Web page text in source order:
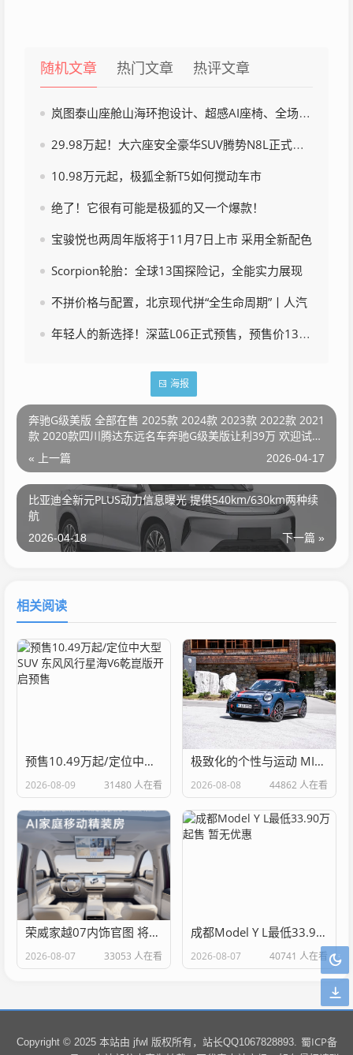
随机文章 热门文章 热评文章
岚图泰山座舱山海环抱设计、超感AI座椅、全场景供电黑科技
29.98万起！大六座安全豪华SUV腾势N8L正式上市
10.98万元起，极狐全新T5如何搅动车市
绝了！它很有可能是极狐的又一个爆款！
宝骏悦也两周年版将于11月7日上市 采用全新配色
Scorpion轮胎：全球13国探险记，全能实力展现
不拼价格与配置，北京现代拼“全生命周期”丨人汽
年轻人的新选择！深蓝L06正式预售，预售价13.99万元起
海报
奔驰G级美版 全部在售 2025款 2024款 2023款 2022款 2021
款 2020款四川腾达东远名车奔驰G级美版让利39万 欢迎试乘
试驾
« 上一篇 2026-04-17
比亚迪全新元PLUS动力信息曝光 提供540km/630km两种续
航
下一篇 »
2026-04-18
相关阅读
预售10.49万起/定位中大型SUV 东风风行星海V6乾崑版开启预售
2026-08-09 31480 人在看
极致化的个性与运动 MINI JCW新套件官图
2026-08-08 44862 人在看
荣威家越07内饰官图 将于8月13日正式亮相
2026-08-07 33053 人在看
成都Model Y L最低33.90万起售 暂无优惠
2026-08-07 40741 人在看
Copyright © 2025 本站由 jfwl 版权所有，站长QQ1067828893.
蜀ICP备